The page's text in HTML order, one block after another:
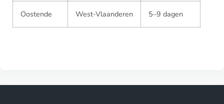
Oostende West-Vlaanderen 5–9 dagen